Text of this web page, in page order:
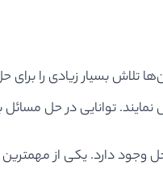
تلاش بسیار زیادی را
توانایی در حل مسائل
وجود دارد. یکی از